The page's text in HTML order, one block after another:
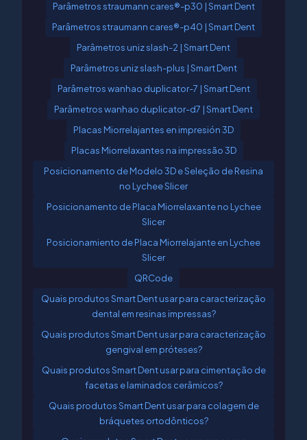
Parâmetros straumann cares®-p30 | Smart Dent
Parâmetros straumann cares®-p40 | Smart Dent
Parâmetros uniz slash-2 | Smart Dent
Parâmetros uniz slash-plus | Smart Dent
Parâmetros wanhao duplicator-7 | Smart Dent
Parâmetros wanhao duplicator-d7 | Smart Dent
Placas Miorrelajantes en impresión 3D
Placas Miorrelaxantes na impressão 3D
Posicionamento de Modelo 3D e Seleção de Resina
no Lychee Slicer
Posicionamento de Placa Miorrelaxante no Lychee
Slicer
Posicionamiento de Placa Miorrelajante en Lychee
Slicer
QRCode
Quais produtos Smart Dent usar para caracterização
dental em resinas impressas?
Quais produtos Smart Dent usar para caracterização
gengival em próteses?
Quais produtos Smart Dent usar para cimentação de
facetas e laminados cerâmicos?
Quais produtos Smart Dent usar para colagem de
bráquetes ortodônticos?